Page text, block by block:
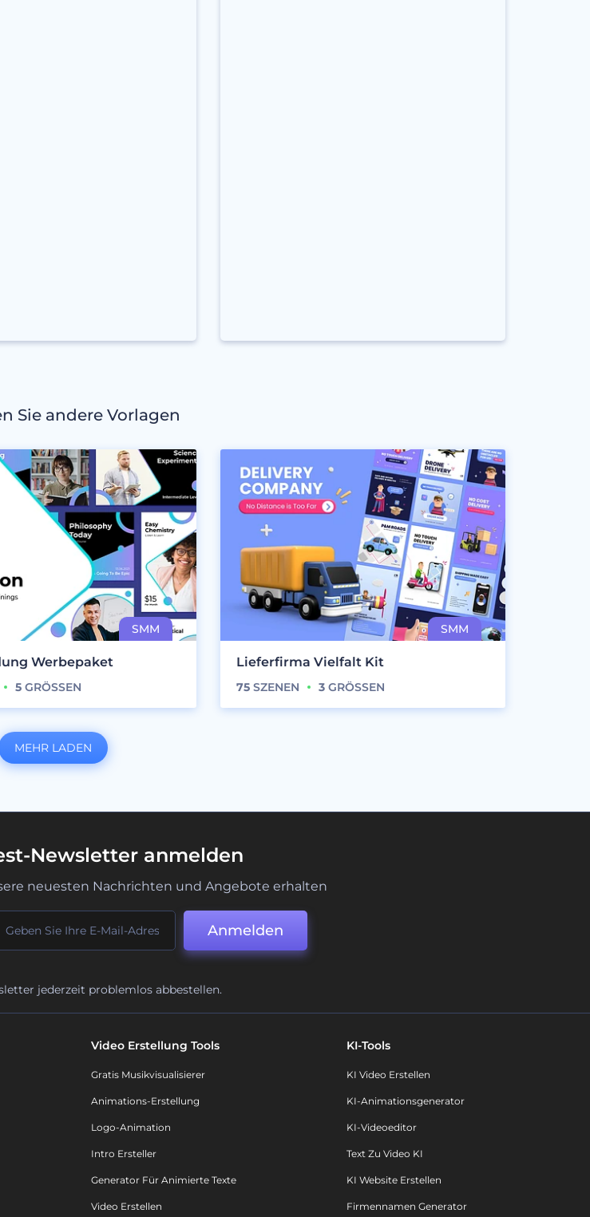
Sie andere Vorlagen
Werbepaket
5 GRÖSSEN
Lieferfirma Vielfalt Kit
75SZENEN 3GRÖSSEN
MEHR LADEN
Newsletter anmelden
neuesten Nachrichten und Angebote erhalten
Anmelden
jederzeit problemlos abbestellen.
Video Erstellung Tools
Gratis Musikvisualisierer
Animations-Erstellung
Logo-Animation
Intro Ersteller
Generator Für Animierte Texte
Video Erstellen
KI-Tools
KI Video Erstellen
KI-Animationsgenerator
KI-Videoeditor
Text Zu Video KI
KI Website Erstellen
Firmennamen Generator